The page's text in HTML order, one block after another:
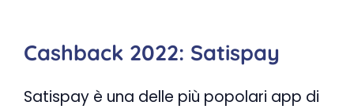
Cashback 2022: Satispay
Satispay è una delle più popolari app di